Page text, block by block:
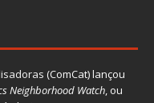
(ComCat) lançou
Neighborhood Watch, ou